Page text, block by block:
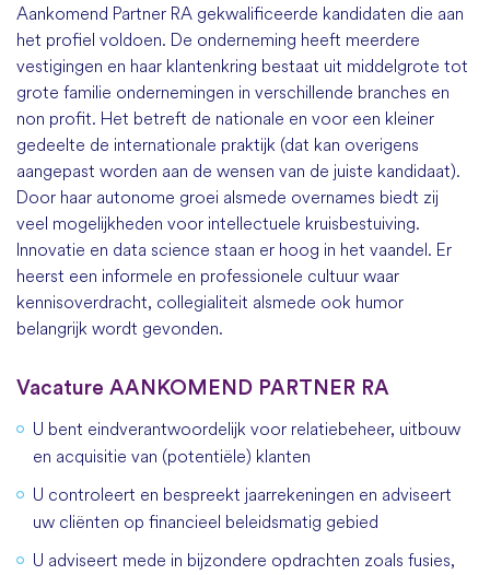
Aankomend Partner RA gekwalificeerde kandidaten die aan
het profiel voldoen. De onderneming heeft meerdere
vestigingen en haar klantenkring bestaat uit middelgrote tot
grote familie ondernemingen in verschillende branches en
non profit. Het betreft de nationale en voor een kleiner
gedeelte de internationale praktijk (dat kan overigens
aangepast worden aan de wensen van de juiste kandidaat).
Door haar autonome groei alsmede overnames biedt zij
veel mogelijkheden voor intellectuele kruisbestuiving.
Innovatie en data science staan er hoog in het vaandel. Er
heerst een informele en professionele cultuur waar
kennisoverdracht, collegialiteit alsmede ook humor
belangrijk wordt gevonden.
Vacature AANKOMEND PARTNER RA
U bent eindverantwoordelijk voor relatiebeheer, uitbouw
en acquisitie van (potentiële) klanten
U controleert en bespreekt jaarrekeningen en adviseert
uw cliënten op financieel beleidsmatig gebied
U adviseert mede in bijzondere opdrachten zoals fusies,